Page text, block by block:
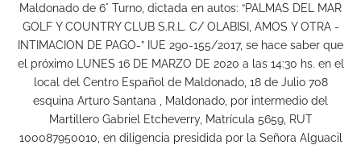
Maldonado de 6° Turno, dictada en autos: “PALMAS DEL MAR
GOLF Y COUNTRY CLUB S.R.L. C/ OLABISI, AMOS Y OTRA -
INTIMACION DE PAGO-” IUE 290-155/2017, se hace saber que
el próximo LUNES 16 DE MARZO DE 2020 a las 14:30 hs. en el
local del Centro Español de Maldonado, 18 de Julio 708
esquina Arturo Santana , Maldonado, por intermedio del
Martillero Gabriel Etcheverry, Matrícula 5659, RUT
100087950010, en diligencia presidida por la Señora Alguacil